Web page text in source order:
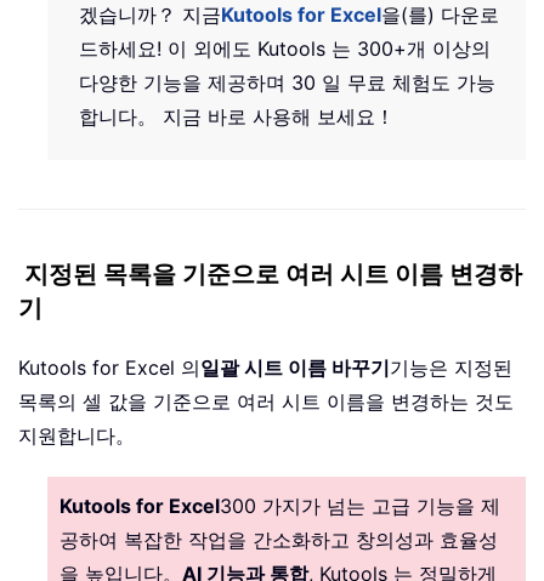
겠습니까？ 지금Kutools for Excel을(를) 다운로
드하세요! 이 외에도 Kutools 는 300+개 이상의
다양한 기능을 제공하며 30 일 무료 체험도 가능
합니다。 지금 바로 사용해 보세요！
지정된 목록을 기준으로 여러 시트 이름 변경하
기
Kutools for Excel 의일괄 시트 이름 바꾸기기능은 지정된
목록의 셀 값을 기준으로 여러 시트 이름을 변경하는 것도
지원합니다。
Kutools for Excel300 가지가 넘는 고급 기능을 제
공하여 복잡한 작업을 간소화하고 창의성과 효율성
을 높입니다。 AI 기능과 통합, Kutools 는 정밀하게